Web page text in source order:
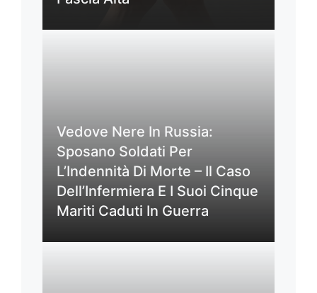
Vedove Nere In Russia:
Sposano Soldati Per
L’Indennità Di Morte – Il Caso
Dell’Infermiera E I Suoi Cinque
Mariti Caduti In Guerra